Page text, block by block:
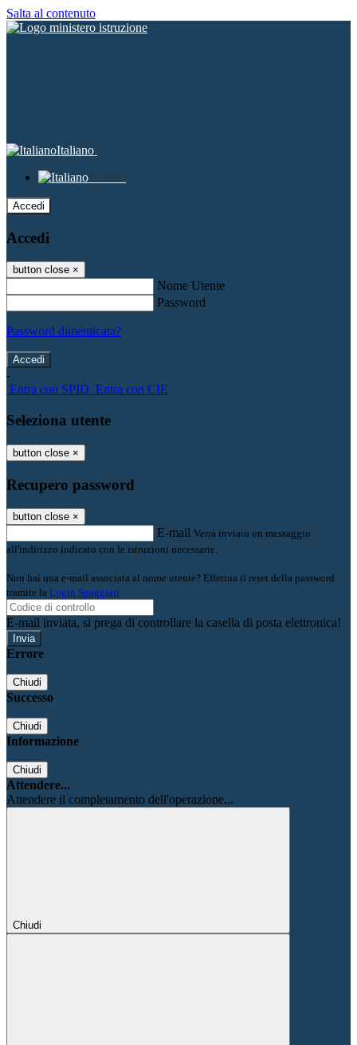
Salta al contenuto
Italiano
Italiano
Accedi
Accedi
button close ×
Nome Utente
Password
Password dimenticata?
-
Entra con SPID Entra con CIE
Seleziona utente
button close ×
Recupero password
button close ×
E-mail Verrà inviato un messaggio
all'indirizzo indicato con le istruzioni necessarie.
Non hai una e-mail associata al nome utente? Effettua il reset della password
tramite la Login Spaggiari
E-mail inviata, si prega di controllare la casella di posta elettronica!
Errore
Chiudi
Successo
Chiudi
Informazione
Chiudi
Attendere...
Attendere il completamento dell'operazione...
Chiudi